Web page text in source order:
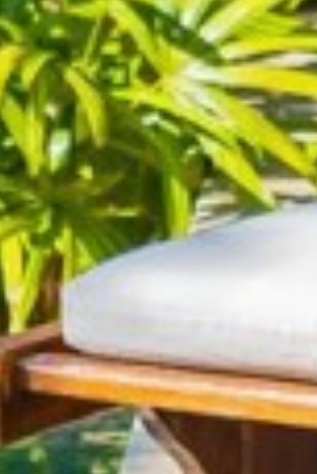
Este sitio web utiliza Cookies propias para recopilar
información con la finalidad de mejorar nuestros servicios.
Si continua navegando, supone la aceptación de la
instalación de las mismas. El usuario tiene la posibilidad
de configurar su navegador pudiendo, si así lo desea,
impedir que sean instaladas en su disco duro, aunque
deberá tener en cuenta que dicha acción podrá ocasionar
dificultades de navegación de la página web.
Analíticas y personalización
Permiten realizar el seguimiento y análisis del
comportamiento de los usuarios de este sitio web. La
información recogida mediante este tipo de cookies se
utiliza en la medición de la actividad de la web para la
elaboración de perfiles de navegación de los usuarios con
el fin de introducir mejoras en función del análisis de los
datos de uso que hacen los usuarios del servicio. Permiten
guardar la información de preferencia del usuario para
mejorar la calidad de nuestros servicios y para ofrecer una
mejor experiencia a través de productos recomendados.
Marketing y publicidad
Estas cookies son utilizadas para almacenar información
sobre las preferencias y elecciones personales del usuario
a través de la observación continuada de sus hábitos de
navegación. Gracias a ellas, podemos conocer los hábitos
de navegación en el sitio web y mostrar publicidad
relacionada con el perfil de navegación del usuario.